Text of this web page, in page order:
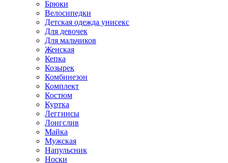
Брюки
Велосипедки
Детская одежда унисекс
Для девочек
Для мальчиков
Женская
Кепка
Козырек
Комбинезон
Комплект
Костюм
Куртка
Леггинсы
Лонгслив
Майка
Мужская
Напульсник
Носки